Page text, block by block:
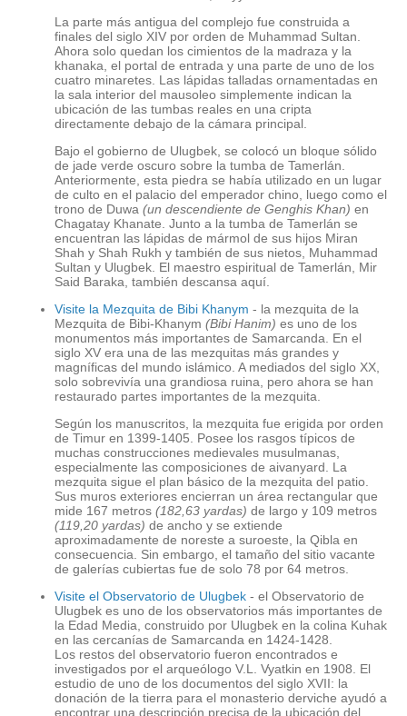
La parte más antigua del complejo fue construida a
finales del siglo XIV por orden de Muhammad Sultan.
Ahora solo quedan los cimientos de la madraza y la
khanaka, el portal de entrada y una parte de uno de los
cuatro minaretes. Las lápidas talladas ornamentadas en
la sala interior del mausoleo simplemente indican la
ubicación de las tumbas reales en una cripta
directamente debajo de la cámara principal.
Bajo el gobierno de Ulugbek, se colocó un bloque sólido
de jade verde oscuro sobre la tumba de Tamerlán.
Anteriormente, esta piedra se había utilizado en un lugar
de culto en el palacio del emperador chino, luego como el
trono de Duwa (un descendiente de Genghis Khan) en
Chagatay Khanate. Junto a la tumba de Tamerlán se
encuentran las lápidas de mármol de sus hijos Miran
Shah y Shah Rukh y también de sus nietos, Muhammad
Sultan y Ulugbek. El maestro espiritual de Tamerlán, Mir
Said Baraka, también descansa aquí.
Visite la Mezquita de Bibi Khanym - la mezquita de la
Mezquita de Bibi-Khanym (Bibi Hanim) es uno de los
monumentos más importantes de Samarcanda. En el
siglo XV era una de las mezquitas más grandes y
magníficas del mundo islámico. A mediados del siglo XX,
solo sobrevivía una grandiosa ruina, pero ahora se han
restaurado partes importantes de la mezquita.
Según los manuscritos, la mezquita fue erigida por orden
de Timur en 1399-1405. Posee los rasgos típicos de
muchas construcciones medievales musulmanas,
especialmente las composiciones de aivanyard. La
mezquita sigue el plan básico de la mezquita del patio.
Sus muros exteriores encierran un área rectangular que
mide 167 metros (182,63 yardas) de largo y 109 metros
(119,20 yardas) de ancho y se extiende
aproximadamente de noreste a suroeste, la Qibla en
consecuencia. Sin embargo, el tamaño del sitio vacante
de galerías cubiertas fue de solo 78 por 64 metros.
Visite el Observatorio de Ulugbek - el Observatorio de
Ulugbek es uno de los observatorios más importantes de
la Edad Media, construido por Ulugbek en la colina Kuhak
en las cercanías de Samarcanda en 1424-1428.
Los restos del observatorio fueron encontrados e
investigados por el arqueólogo V.L. Vyatkin en 1908. El
estudio de uno de los documentos del siglo XVII: la
donación de la tierra para el monasterio derviche ayudó a
encontrar una descripción precisa de la ubicación del